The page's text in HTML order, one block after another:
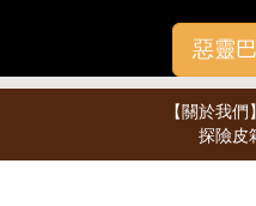
惡靈
【關於我們
探險皮